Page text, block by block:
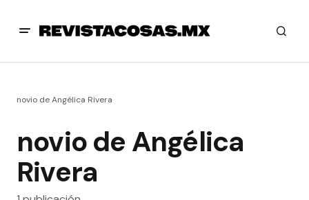
novio de Angélica Rivera
novio de Angélica
Rivera